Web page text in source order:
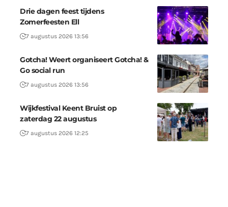
Drie dagen feest tijdens
Zomerfeesten Ell
7 augustus 2026 13:56
Gotcha! Weert organiseert Gotcha! &
Go social run
7 augustus 2026 13:56
Wijkfestival Keent Bruist op
zaterdag 22 augustus
7 augustus 2026 12:25